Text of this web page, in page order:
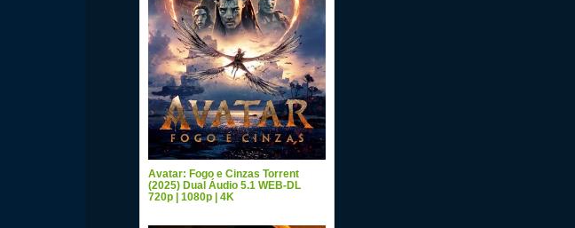
Avatar: Fogo e Cinzas Torrent
(2025) Dual Áudio 5.1 WEB-DL
720p | 1080p | 4K